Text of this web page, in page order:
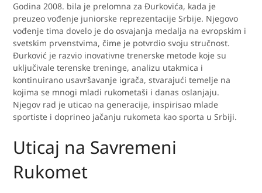
Godina 2008. bila je prelomna za Đurkovića, kada je
preuzeo vođenje juniorske reprezentacije Srbije. Njegovo
vođenje tima dovelo je do osvajanja medalja na evropskim i
svetskim prvenstvima, čime je potvrdio svoju stručnost.
Đurković je razvio inovativne trenerske metode koje su
uključivale terenske treninge, analizu utakmica i
kontinuirano usavršavanje igrača, stvarajući temelje na
kojima se mnogi mladi rukometaši i danas oslanjaju.
Njegov rad je uticao na generacije, inspirisao mlade
sportiste i doprineo jačanju rukometa kao sporta u Srbiji.
Uticaj na Savremeni
Rukomet